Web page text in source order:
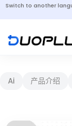
Switch to another
Ai 产品介绍